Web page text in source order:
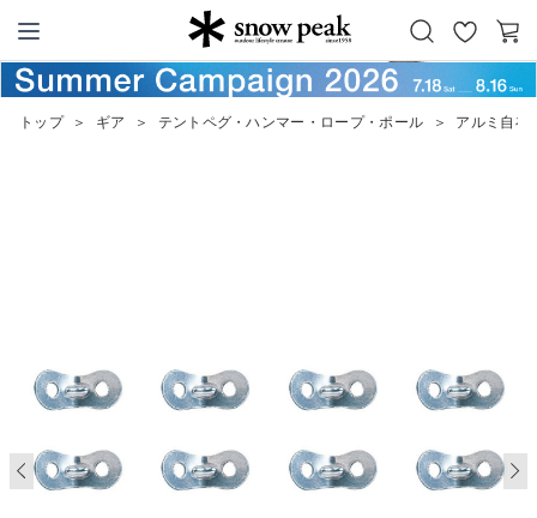
Snow Peak
お
気
カ
ー
ト
トップ ＞ ギア ＞ テントペグ・ハンマー・ロープ・ポール ＞ アルミ自在